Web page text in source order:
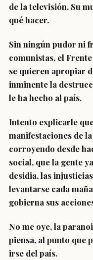
de la televisión. Su
qué hacer.
Sin ningún pudor ni
comunistas, el
se quieren apropiar
inminente la
le ha hecho al país.
Intento explicarle
manifestaciones de
corroyendo desde
social, que la gente
desidia, las
levantarse cada
gobierna sus
No me oye, la
piensa, al punto que
irse del país.